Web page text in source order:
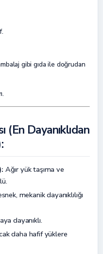
gibi gıda ile doğrudan
(En Dayanıklıdan
Ağır yük taşıma ve
mekanik dayanıklılığı
dayanıklı.
daha hafif yüklere